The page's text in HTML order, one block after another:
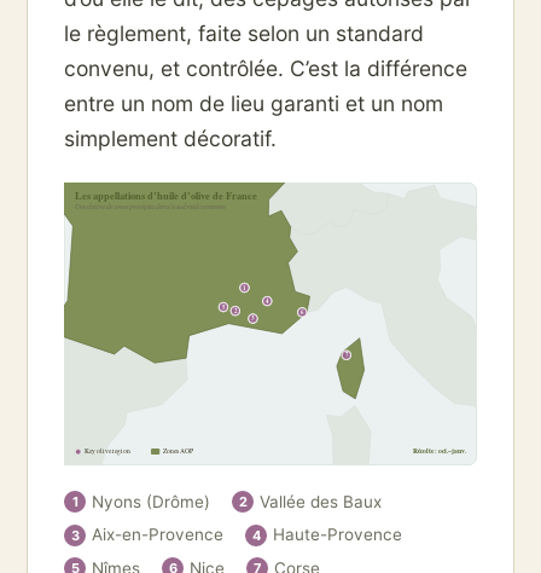
le règlement, faite selon un standard
convenu, et contrôlée. C’est la différence
entre un nom de lieu garanti et un nom
simplement décoratif.
1
2
3
4
5
6
7
Les appellations d’huile d’olive de France
Une chaîne de zones protégées dans le sud méditerranéen
Key olive region Zones AOP Récolte : oct.–janv.
1 Nyons (Drôme) 2 Vallée des Baux
3 Aix-en-Provence 4 Haute-Provence
5 Nîmes 6 Nice 7 Corse